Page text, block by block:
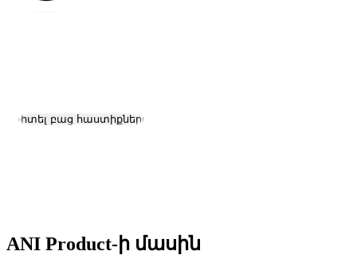
Դիտել բաց հաստիքները
ANI Product-ի մասին